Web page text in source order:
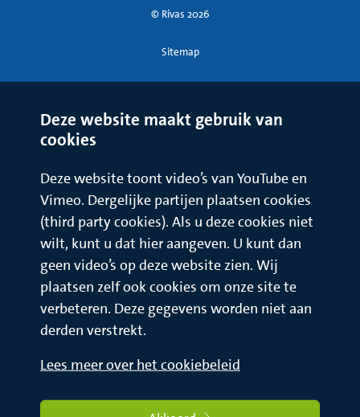
© Rivas 2026
Sitemap
Deze website maakt gebruik van
cookies
Deze website toont video’s van YouTube en
Vimeo. Dergelijke partijen plaatsen cookies
(third party cookies). Als u deze cookies niet
wilt, kunt u dat hier aangeven. U kunt dan
geen video’s op deze website zien. Wij
plaatsen zelf ook cookies om onze site te
verbeteren. Deze gegevens worden niet aan
derden verstrekt.
Lees meer over het cookiebeleid